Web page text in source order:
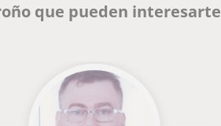
que pueden interesarte